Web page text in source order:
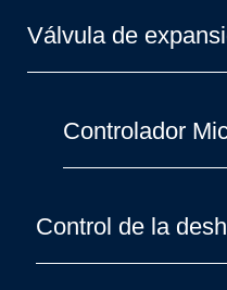
Válvula de
Controlador
Control de la